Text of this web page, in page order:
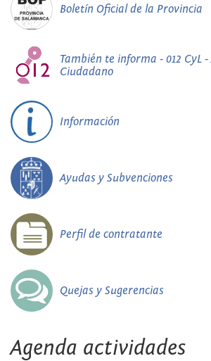
Boletín Oficial de la Provincia
También te informa - 012 CyL
Ciudadano
Información
Ayudas y Subvenciones
Perfil de contratante
Quejas y Sugerencias
Agenda actividades